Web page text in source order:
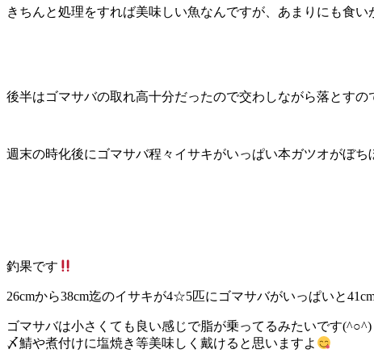
きちんと処理をすれば美味しい魚なんですが、あまりにも食
後半はゴマサバの取れ高十分だったので交わしながら落とすの
週末の時化後にゴマサバ程々イサキがいっぱい本ガツオがぼち
釣果です
26cmから38cm迄のイサキが4☆5匹にゴマサバがいっぱいと
ゴマサバは小さくても良い感じで脂が乗ってるみたいです(^○^)
〆鯖や煮付けに塩焼き等美味しく戴けると思いますよ